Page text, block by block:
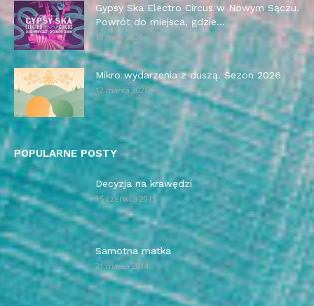
Gypsy Ska Electro Circus w Nowym Sączu.
Powrót do miejsca, gdzie...
13 maja 2026
Mikro wydarzenia z duszą. Sezon 2026
12 marca 2026
POPULARNE POSTY
Decyzja na krawędzi
15 czerwca 2015
Samotna matka
21 marca 2014